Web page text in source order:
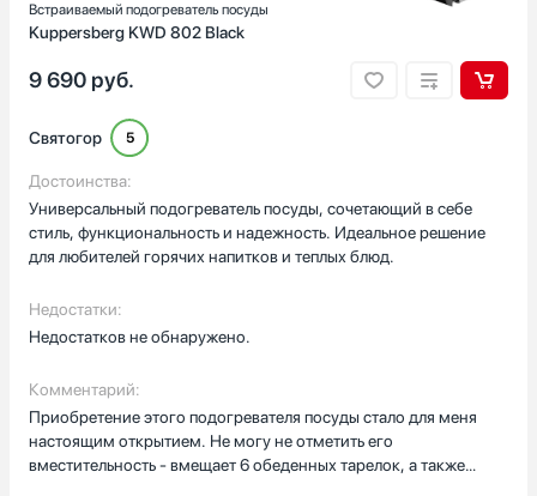
Встраиваемый подогреватель посуды
Kuppersberg KWD 802 Black
9 690 руб.
Святогор 5
Достоинства:
Универсальный подогреватель посуды, сочетающий в себе
стиль, функциональность и надежность. Идеальное решение
для любителей горячих напитков и теплых блюд.
Недостатки:
Недостатков не обнаружено.
Комментарий:
Приобретение этого подогревателя посуды стало для меня
настоящим открытием. Не могу не отметить его
вместительность - вмещает 6 обеденных тарелок, а также